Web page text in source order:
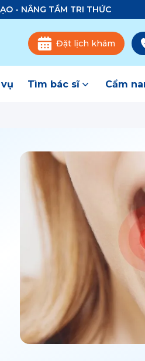
- NÂNG TẦM TRI THỨC
Đặt lịch khám
Tìm bác sĩ Cẩm